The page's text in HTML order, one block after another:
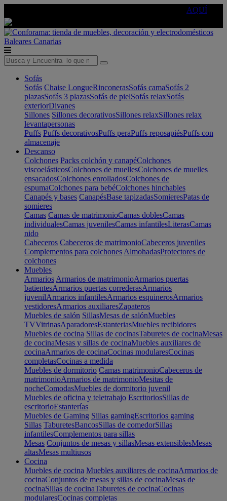
AQUÍ
Baleares Canarias
Sofás
Sofás Chaise LongueRinconerasSofás camaSofás 2
plazasSofás 3 plazasSofás de pielSofás relaxSofás
exteriorDivanes
Sillones Sillones decorativosSillones relaxSillones relax
levantapersonas
Puffs Puffs decorativosPuffs peraPuffs reposapiésPuffs con
almacenaje
Descanso
Colchones Packs colchón y canapéColchones
viscoelásticosColchones de muellesColchones de muelles
ensacadosColchones enrolladosColchones de
espumaColchones para bebéColchones hinchables
Canapés y bases CanapésBase tapizadasSomieresPatas de
somieres
Camas Camas de matrimonioCamas doblesCamas
individualesCamas juvenilesCamas infantilesLiterasCamas
nido
Cabeceros Cabeceros de matrimonioCabeceros juveniles
Complementos para colchones AlmohadasProtectores de
colchones
Muebles
Armarios Armarios de matrimonioArmarios puertas
batientesArmarios puertas correderasArmarios
juvenilArmarios infantilesArmarios esquinerosArmarios
vestidoresArmarios auxiliaresZapateros
Muebles de salón SillasMesas de salónMuebles
TVVitrinasAparadoresEstanteriasMuebles recibidores
Muebles de cocina Sillas de cocinasTaburetes de cocinaMesas
de cocinaMesas y sillas de cocinaMuebles auxiliares de
cocinaArmarios de cocinaCocinas modularesCocinas
completasCocinas a medida
Muebles de dormitorio Camas matrimonioCabeceros de
matrimonioArmarios de matrimonioMesitas de
nocheComodasMuebles de dormitorio juvenil
Muebles de oficina y teletrabajo EscritoriosSillas de
escritorioEstanterías
Muebles de Gaming Sillas gamingEscritorios gaming
Sillas TaburetesBancosSillas de comedorSillas
infantilesComplementos para sillas
Mesas Conjuntos de mesas y sillasMesas extensiblesMesas
altasMesas multiusos
Cocina
Muebles de cocina Muebles auxiliares de cocinaArmarios de
cocinaConjuntos de mesas y sillas de cocinaMesas de
cocinaSillas de cocinaTaburetes de cocinaCocinas
modularesCocinas completas